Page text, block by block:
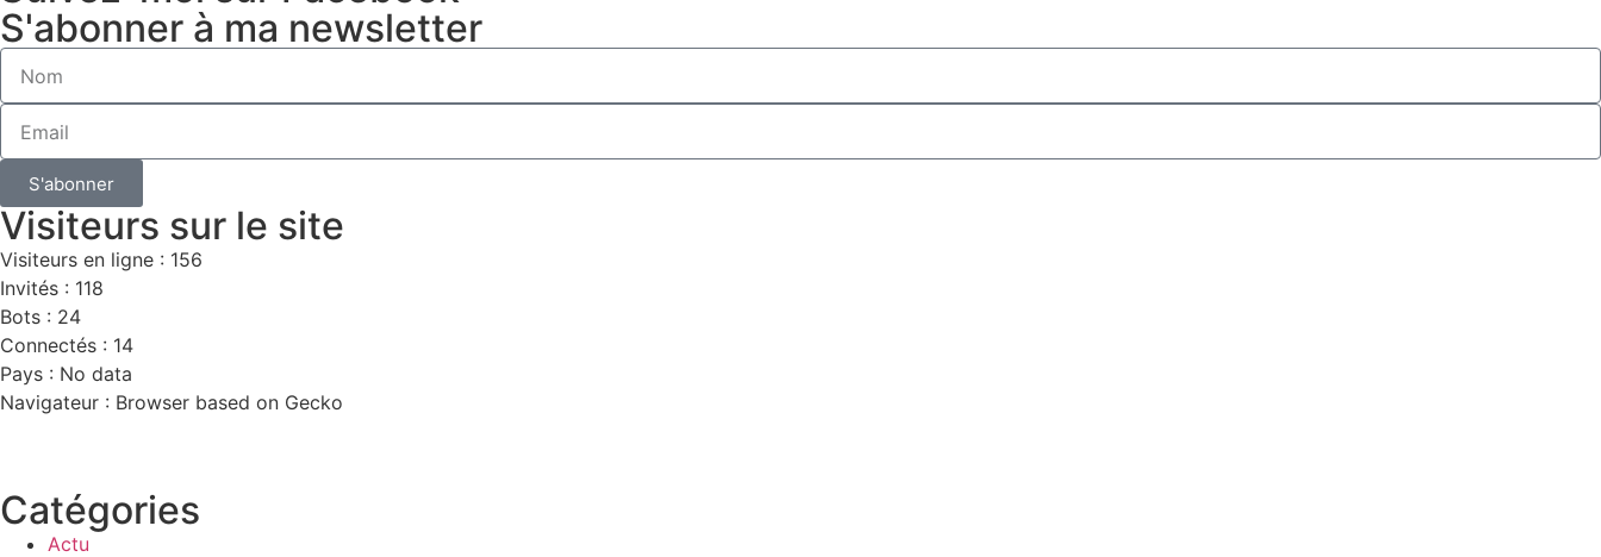
S'abonner à ma newsletter
S'abonner
Visiteurs sur le site
Visiteurs en ligne : 156
Invités : 118
Bots : 24
Connectés : 14
Pays : No data
Navigateur : Browser based on Gecko
Catégories
Actu